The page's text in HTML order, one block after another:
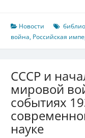
Новости
война, Российская
СССР и
мировой
событиях
науке